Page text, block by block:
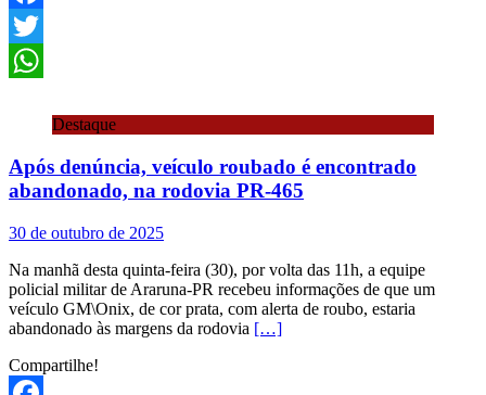
Facebook
Twitter
Destaque
Após denúncia, veículo roubado é encontrado
abandonado, na rodovia PR-465
30 de outubro de 2025
Na manhã desta quinta-feira (30), por volta das 11h, a equipe
policial militar de Araruna-PR recebeu informações de que um
veículo GM\Onix, de cor prata, com alerta de roubo, estaria
abandonado às margens da rodovia […]
Compartilhe!